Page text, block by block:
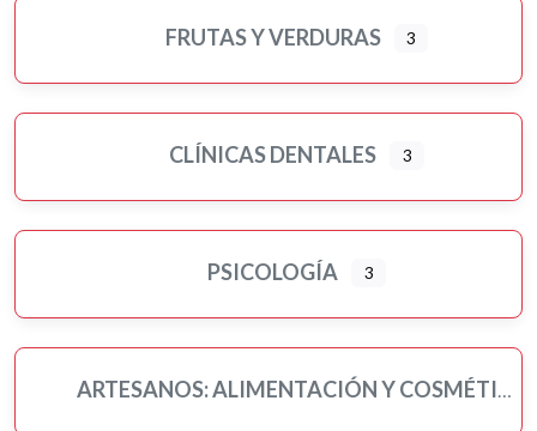
FRUTAS Y VERDURAS 3
CLÍNICAS DENTALES 3
PSICOLOGÍA 3
ARTESANOS: ALIMENTACIÓN Y COSMÉTICA